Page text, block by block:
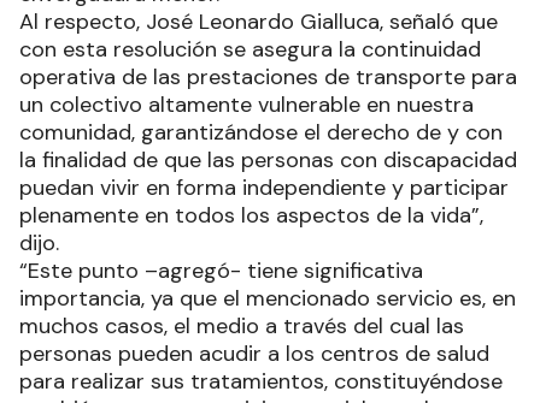
Al respecto, José Leonardo Gialluca, señaló que
con esta resolución se asegura la continuidad
operativa de las prestaciones de transporte para
un colectivo altamente vulnerable en nuestra
comunidad, garantizándose el derecho de y con
la finalidad de que las personas con discapacidad
puedan vivir en forma independiente y participar
plenamente en todos los aspectos de la vida”,
dijo.
“Este punto –agregó- tiene significativa
importancia, ya que el mencionado servicio es, en
muchos casos, el medio a través del cual las
personas pueden acudir a los centros de salud
para realizar sus tratamientos, constituyéndose